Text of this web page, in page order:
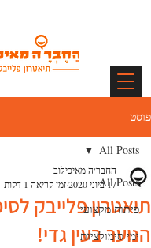
פוסט
All Posts
פיתוח מקצועי
ימי סימולציות
All Posts
תיאטרון פלייבק
הנוער בעין גדי!
החבר׳ה מאיכילוב
17 ביוני 2020
זמן קריאה 1 דקות